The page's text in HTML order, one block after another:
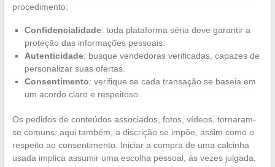
procedimento:
Confidencialidade: toda plataforma séria deve garantir a
proteção das informações pessoais.
Autenticidade: busque vendedoras verificadas, capazes de
personalizar suas ofertas.
Consentimento: verifique se cada transação se baseia em
um acordo claro e respeitoso.
Os pedidos de conteúdos associados, fotos, vídeos, tornaram-
se comuns: aqui também, a discrição se impõe, assim como o
respeito ao consentimento. Iniciar a compra de uma calcinha
usada implica assumir uma escolha pessoal, às vezes julgada,